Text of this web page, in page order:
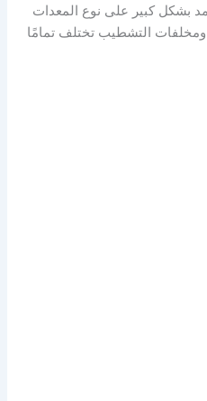
بشكل كبير على نوع المعدات
ومخلفات التشطيب تختلف تمامًا